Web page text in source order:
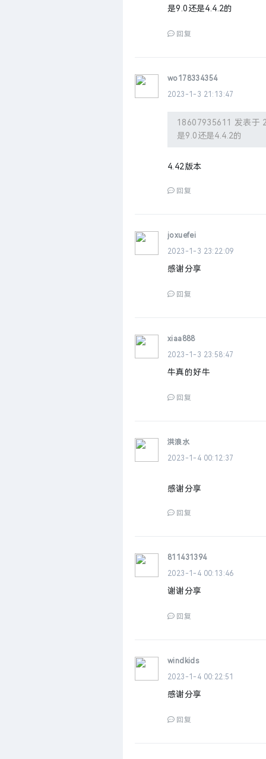
是9.0还是4.4.2的
回复
wo178334354
2023-1-3 21:13:47
18607935611 发表于
是9.0还是4.4.2的
4.42版本
回复
joxuefei
2023-1-3 23:22:09
感谢分享
回复
xiaa888
2023-1-3 23:58:47
牛真的好牛
回复
洪浪水
2023-1-4 00:12:37
感谢分享
回复
811431394
2023-1-4 00:13:46
谢谢分享
回复
windkids
2023-1-4 00:22:51
感谢分享
回复